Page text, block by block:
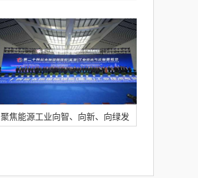
育装备展示会！
聚焦能源工业向智、向新、向绿发